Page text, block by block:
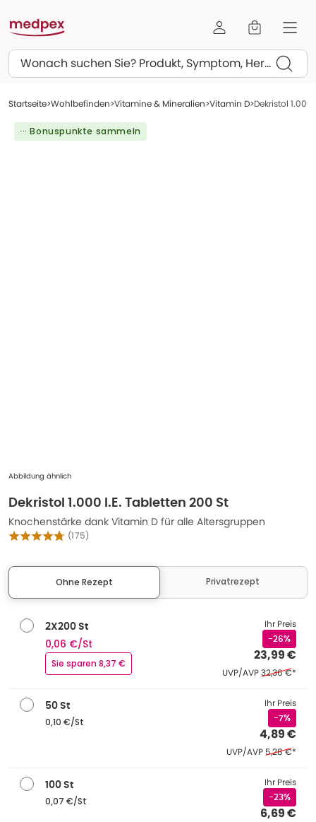
Suchen
Startseite Wohlbefinden Vitamine & Mineralien Vitamin D Dekristol 1.000
··· Bonuspunkte sammeln
Abbildung ähnlich
Dekristol 1.000 I.E. Tabletten 200 St
Knochenstärke dank Vitamin D für alle Altersgruppen
(175)
Ohne Rezept Privatrezept
2X200 St
0,06 €/St
Sie sparen 8,37 €
Ihr Preis
-26%
23,99 €
UVP/AVPEhemaliger
32,36 €*
50 St
0,10 €/St
Ihr Preis
-7%
4,89 €
UVP/AVP Ehemaliger
5,28 €*
100 St
0,07 €/St
Ihr Preis
-23%
6,69 €